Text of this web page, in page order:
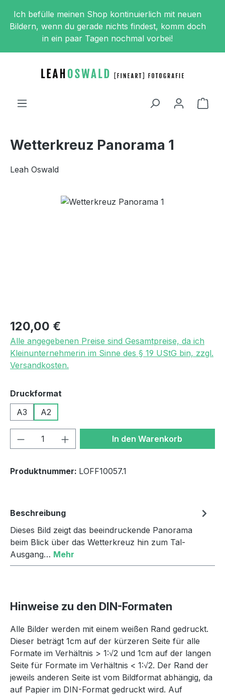
Zum Hauptinhalt springen
Ich befülle meinen Shop kontinuierlich mit neuen
Bildern, wenn du gerade nichts findest, komm doch
in ein paar Tagen nochmal vorbei!
Wetterkreuz Panorama 1
Leah Oswald
Bildergalerie überspringen
Regulärer Preis:
120,00 €
Alle angegebenen Preise sind Gesamtpreise, da ich
Kleinunternehmerin im Sinne des § 19 UStG bin, zzgl.
Versandkosten.
Druckformat
A3
A2
Produkt Anzahl: Gib denIn den Warenkorb
Produktnummer: LOFF10057.1
Beschreibung
Dieses Bild zeigt das beeindruckende Panorama
beim Blick über das Wetterkreuz hin zum Tal-
Ausgang… Mehr
Hinweise zu den DIN-Formaten
Alle Bilder werden mit einem weißen Rand gedruckt.
Dieser beträgt 1cm auf der kürzeren Seite für alle
Formate im Verhältnis > 1:√2 und 1cm auf der langen
Seite für Formate im Verhältnis < 1:√2. Der Rand der
jeweils anderen Seite ist vom Bildformat abhängig, da
auf Papier im DIN-Format gedruckt wird. Auf